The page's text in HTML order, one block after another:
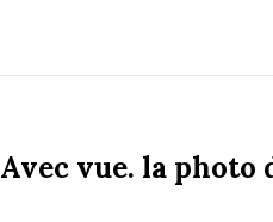
Avec vue. la